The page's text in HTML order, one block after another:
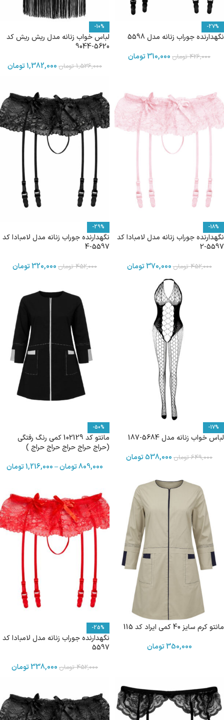
-27%
نگهدارنده جوراب زنانه مدل 5598
426,000 تومان 310,000تومان
-10%
لباس خواب زنانه مدل ریش ریش کد
5620-9044
1,536,000 تومان 1,382,000تومان
-18%
نگهدارنده جوراب زنانه مدل لامبادا کد
5597-2
452,000 تومان370,000 تومان
-29%
نگهدارنده جوراب زنانه مدل لامبادا کد
5597-4
452,000 تومان 320,000تومان
-17%
لباس خواب زنانه مدل 5684-187
649,000 تومان 538,000تومان
-50%
مانتو کد 102129 کمی رنگ رفتگی
(حراج حراج حراج حراج حراج )
809,000تومان–
1,216,000تومان
مانتو کرم سایز 40 کمی ایراد کد 115
350,000 تومان
-25%
نگهدارنده جوراب زنانه مدل لامبادا کد
5597
452,000 تومان 338,000تومان